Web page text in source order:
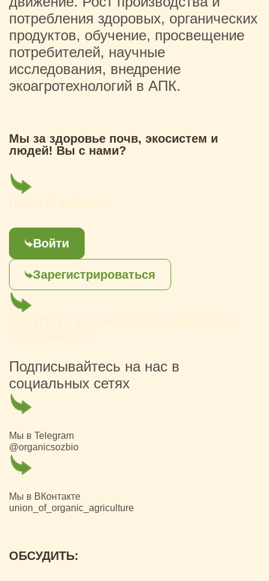
потребления здоровых, органических
продуктов, обучение, просвещение
потребителей, научные
исследования, внедрение
экоагротехнологий в АПК.
Мы за здоровье почв, экосистем и
людей! Вы с нами?
Войти
Зарегистрироваться
Подписывайтесь на нас в
социальных сетях
Мы в Telegram
@organicsozbio
Мы в ВКонтакте
union_of_organic_agriculture
ОБСУДИТЬ: